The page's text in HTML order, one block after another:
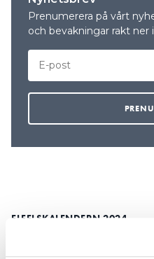
Prenumerera på vårt
och bevakningar rakt ner
ELFELSKALENDERN 2024